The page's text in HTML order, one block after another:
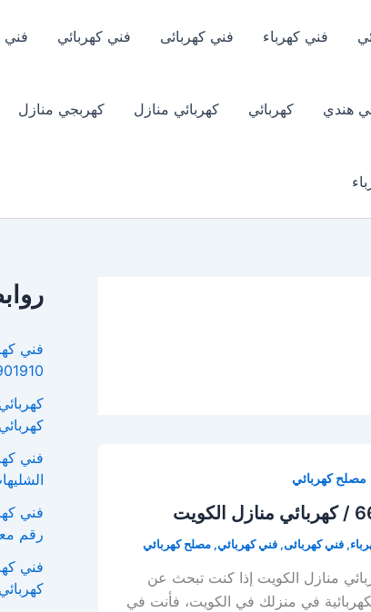
فني كهرباء فني كهربائى فني كهربائي فني
هندي كهربائي كهربائي منازل كهربجي منازل
مصلح كهربائي
, فني كهربائى, فني كهربائي, مصلح كهربائي
كهرباء الكويت / 66628579 / كهربائي منازل الكويت إذا كنت تبحث عن
في منزلك في الكويت، فأنت في
فني
رقم